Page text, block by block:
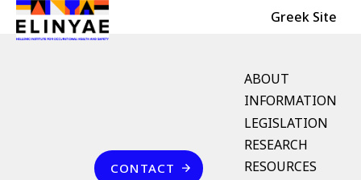
Skip to main content
Header Top Greek Site
English Menu
ABOUT
INFORMATION
LEGISLATION
RESEARCH
RESOURCES
Επικοινωνία
CONTACT
Breadcrumb